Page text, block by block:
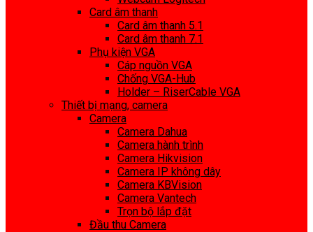
Card âm thanh
Card âm thanh 5.1
Card âm thanh 7.1
Phụ kiện VGA
Cáp nguồn VGA
Chống VGA-Hub
Holder – RiserCable VGA
Thiết bị mạng, camera
Camera
Camera Dahua
Camera hành trình
Camera Hikvision
Camera IP không dây
Camera KBVision
Camera Vantech
Trọn bộ lắp đặt
Đầu thu Camera